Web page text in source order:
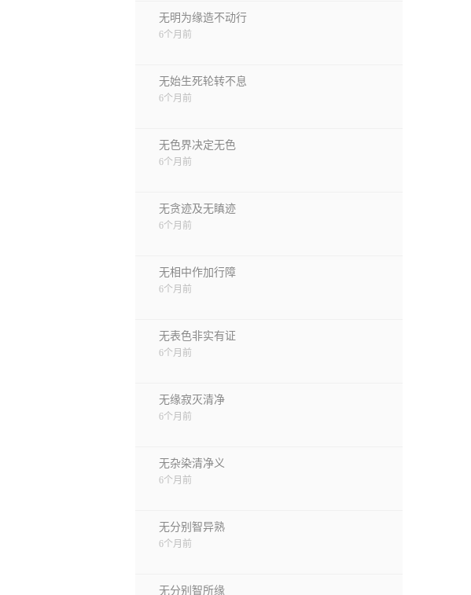
无明为缘造不动行
6个月前
无始生死轮转不息
6个月前
无色界决定无色
6个月前
无贪迹及无瞋迹
6个月前
无相中作加行障
6个月前
无表色非实有证
6个月前
无缘寂灭清净
6个月前
无杂染清净义
6个月前
无分别智异熟
6个月前
无分别智所缘